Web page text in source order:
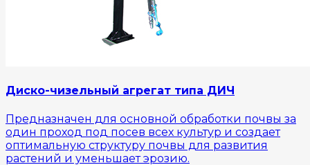
Диско-чизельный агрегат типа ДИЧ
Предназначен для основной обработки почвы за
один проход под посев всех культур и создает
оптимальную структуру почвы для развития
растений и уменьшает эрозию.